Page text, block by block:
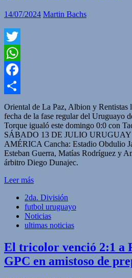
14/07/2024 Martin Bachs
Twitter
WhatsApp
Facebook
Compartir
Oriental de La Paz, Albion y Rentistas
fecha de la fase regular del Uruguayo
Torque igualó este domingo 0:0 con
SÁBADO 13 DE JULIO
AMÉRICA Cancha: Estadio Obdulio
Esteban Guerra, Matías Rodríguez y
árbitro Diego Dunajec.
Leer más
2da. División
futbol uruguayo
Noticias
ultimas noticias
El tricolor venció 2:1 a
GPC en amistoso de